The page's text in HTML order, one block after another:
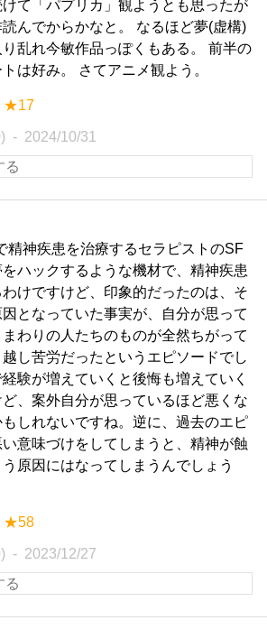
けて「パプリカ」観ようとも思ったが
読んでからかなと。 なるほど夢(虚構)
り乱れ今敏作品っぽくもある。 前半の
は好み。 さてアニメ観よう。
★17
2024/10/31
精神疾患を治療するセラピストのSF
ハックするような機材で、精神疾患
けですけど、印象的だったのは、そ
となっていた事実が、自分が思って
わりの人たちのものが全然ちがって
し苦労だったというエピソードでし
験が増えていくと後悔も増えていく
、案外自分が思っているほど悪くな
しれないですね。逆に、過去のエピ
意味づけをしてしまうと、精神が蝕
原因にはなってしまうんでしょう
★58
2023/12/27